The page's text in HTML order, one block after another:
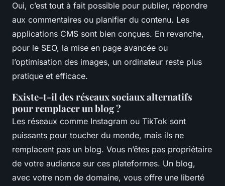
Oui, c’est tout à fait possible pour publier, répondre
aux commentaires ou planifier du contenu. Les
applications CMS sont bien conçues. En revanche,
pour le SEO, la mise en page avancée ou
l’optimisation des images, un ordinateur reste plus
pratique et efficace.
Existe-t-il des réseaux sociaux alternatifs
pour remplacer un blog ?
Les réseaux comme Instagram ou TikTok sont
puissants pour toucher du monde, mais ils ne
remplacent pas un blog. Vous n’êtes pas propriétaire
de votre audience sur ces plateformes. Un blog,
avec votre nom de domaine, vous offre une liberté